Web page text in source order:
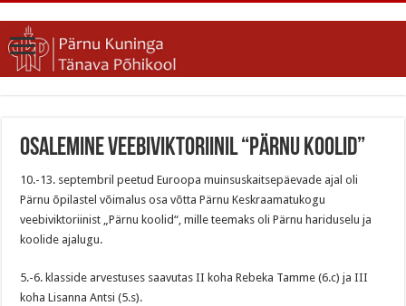
Osalemine veebiviktoriinil “Pärnu koolid”
10.-13. septembril peetud Euroopa muinsuskaitsepäevade ajal oli
Pärnu õpilastel võimalus osa võtta Pärnu Keskraamatukogu
veebiviktoriinist „Pärnu koolid“, mille teemaks oli Pärnu hariduselu ja
koolide ajalugu.
5.-6. klasside arvestuses saavutas II koha Rebeka Tamme (6.c) ja III
koha Lisanna Antsi (5.s).